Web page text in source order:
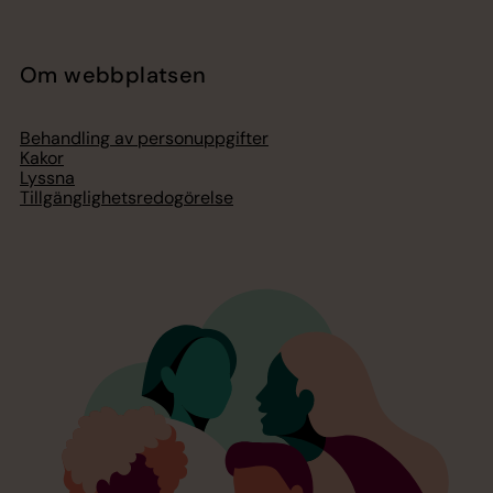
Om webbplatsen
Behandling av personuppgifter
Kakor
Lyssna
Tillgänglighetsredogörelse